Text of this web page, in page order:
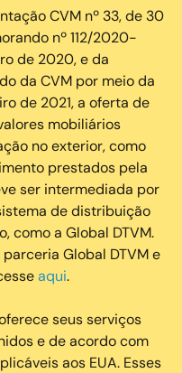
CVM nº 33, de 30
nº 112/2020-
de 2020, e da
da CVM por meio da
de 2021, a oferta de
mobiliários
no exterior, como
prestados pela
ser intermediada por
de distribuição
como a Global DTVM.
Global DTVM e
aqui.
seus serviços
e de acordo com
aos EUA. Esses